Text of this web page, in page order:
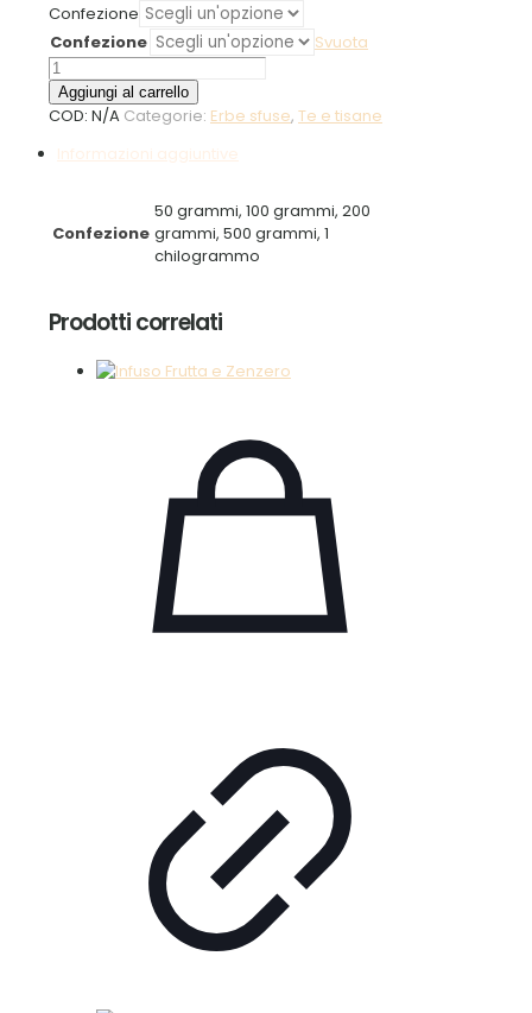
da
4,00 €
Confezione
Confezione
Svuota
Issopo
quantità
Aggiungi al carrello
COD: N/A Categorie: Erbe sfuse, Te e tisane
Informazioni aggiuntive
Confezione
50 grammi, 100 grammi, 200
grammi, 500 grammi, 1
chilogrammo
Prodotti correlati